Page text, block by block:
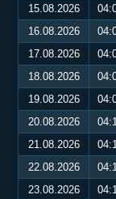
15.08.2026
16.08.2026
17.08.2026
18.08.2026
19.08.2026
20.08.2026
21.08.2026
22.08.2026
23.08.2026